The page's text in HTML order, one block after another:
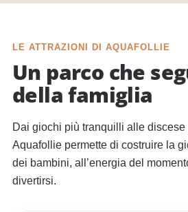
LE ATTRAZIONI DI AQUAFOLLIE
Un parco che
della famiglia
Dai giochi più tranquilli alle
Aquafollie permette di costruire la
dei bambini, all’energia del
divertirsi.